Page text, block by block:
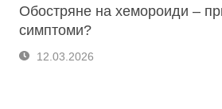
Обостряне на хемороиди –
симптоми?
12.03.2026